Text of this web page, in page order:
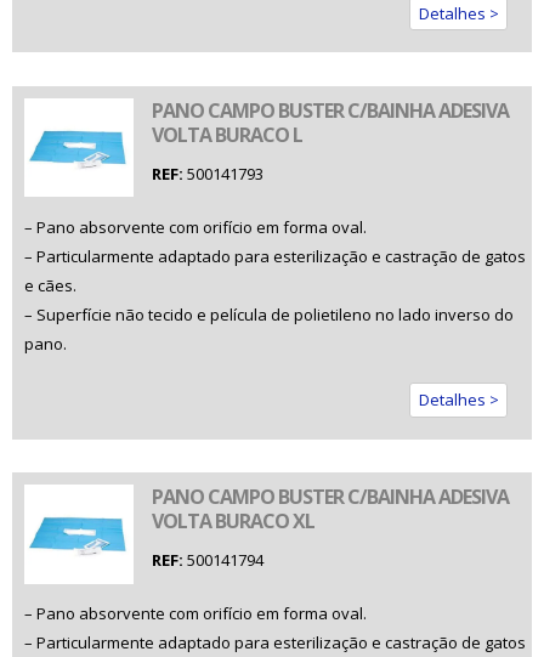
Detalhes >
PANO CAMPO BUSTER C/BAINHA ADESIVA
VOLTA BURACO L
REF: 500141793
– Pano absorvente com orifício em forma oval.
– Particularmente adaptado para esterilização e castração de gatos
e cães.
– Superfície não tecido e película de polietileno no lado inverso do
pano.
Detalhes >
PANO CAMPO BUSTER C/BAINHA ADESIVA
VOLTA BURACO XL
REF: 500141794
– Pano absorvente com orifício em forma oval.
– Particularmente adaptado para esterilização e castração de gatos